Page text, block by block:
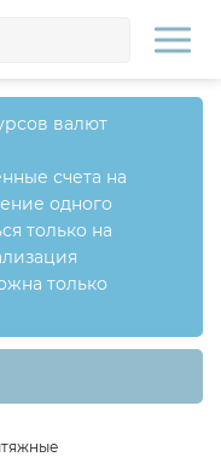
валют
счета на
одного
только на
только